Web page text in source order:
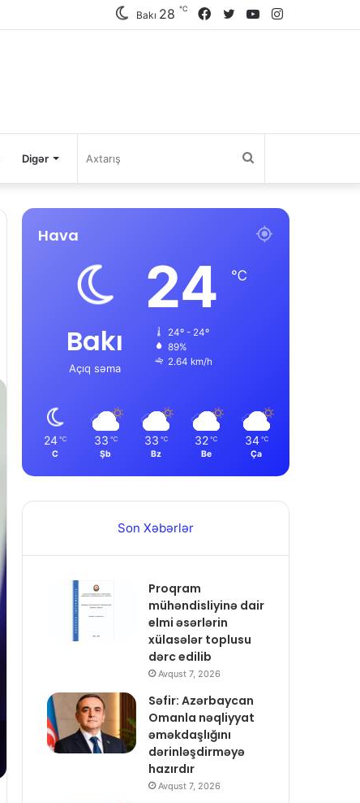
YouTube
Twitter
Facebook
Bakı 28 ℃
Digər Axtarış
Hava
Bakı
Açıq səma
24 ℃
24º - 24º
89%
2.64 km/h
24 ℃
C
33 ℃
Şb
33 ℃
Bz
32 ℃
Be
34 ℃
Ça
Son Xəbərlər
Proqram
mühəndisliyinə dair
elmi əsərlərin
xülasələr toplusu
dərc edilib
Avqust 7, 2026
Səfir: Azərbaycan
Omanla nəqliyyat
əməkdaşlığını
dərinləşdirməyə
hazırdır
Avqust 7, 2026